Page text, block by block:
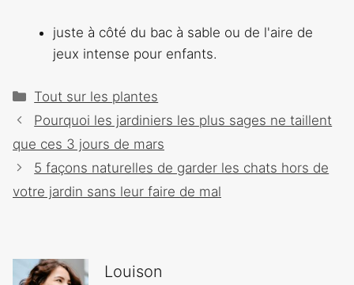
juste à côté du bac à sable ou de l'aire de
jeux intense pour enfants.
Catégories
Tout sur les plantes
Navigation
des
articles
Pourquoi les jardiniers les plus sages ne taillent
que ces 3 jours de mars
5 façons naturelles de garder les chats hors de
votre jardin sans leur faire de mal
Louison